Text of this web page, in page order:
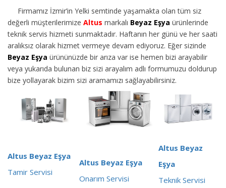
Firmamız İzmir’in Yelki semtinde yaşamakta olan tüm siz
değerli müşterilerimize Altus markalı Beyaz Eşya ürünlerinde
teknik servis hizmeti sunmaktadır. Haftanın her günü ve her saati
aralıksız olarak hizmet vermeye devam ediyoruz. Eğer sizinde
Beyaz Eşya ürününüzde bir arıza var ise hemen bizi arayabilir
veya yukarıda bulunan biz sizi arayalım adlı formumuzu doldurup
bize yollayarak bizim sizi aramamızı sağlayabilirsiniz.
Altus Beyaz Eşya
Tamir Servisi
Altus Beyaz Eşya
Onarım Servisi
Altus Beyaz
Eşya
Teknik Servisi